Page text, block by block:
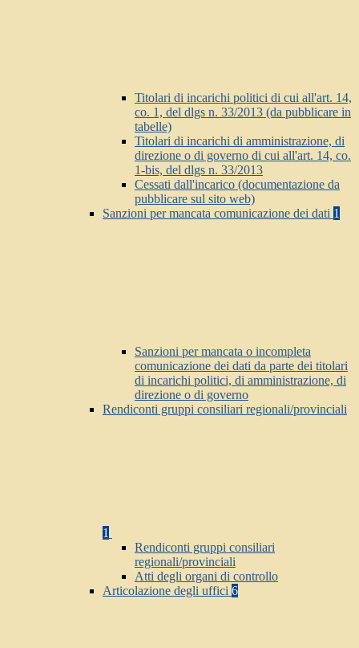
Titolari di incarichi politici di cui all'art. 14,
co. 1, del dlgs n. 33/2013 (da pubblicare in
tabelle)
Titolari di incarichi di amministrazione, di
direzione o di governo di cui all'art. 14, co.
1-bis, del dlgs n. 33/2013
Cessati dall'incarico (documentazione da
pubblicare sul sito web)
Sanzioni per mancata comunicazione dei dati 1
Sanzioni per mancata o incompleta
comunicazione dei dati da parte dei titolari
di incarichi politici, di amministrazione, di
direzione o di governo
Rendiconti gruppi consiliari regionali/provinciali
1
Rendiconti gruppi consiliari
regionali/provinciali
Atti degli organi di controllo
Articolazione degli uffici 6